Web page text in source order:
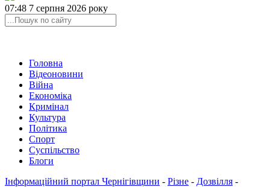
07:48 7 серпня 2026 року
Головна
Відеоновини
Війна
Економіка
Кримінал
Культура
Політика
Спорт
Суспільство
Блоги
Інформаційний портал Чернігівщини - Різне - Дозвілля -